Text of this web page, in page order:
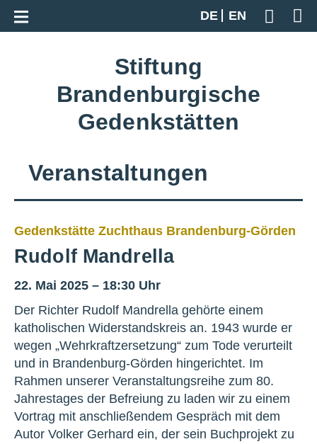
DE
EN
Geben
Zur Gesamtübersicht
Stiftung
Brandenburgische
Gedenkstätten
Veranstaltungen
Gedenkstätte Zuchthaus Brandenburg-Görden
Rudolf Mandrella
22. Mai 2025 – 18:30 Uhr
Der Richter Rudolf Mandrella gehörte einem
katholischen Widerstandskreis an. 1943 wurde er
wegen „Wehrkraftzersetzung“ zum Tode verurteilt
und in Brandenburg-Görden hingerichtet. Im
Rahmen unserer Veranstaltungsreihe zum 80.
Jahrestages der Befreiung zu laden wir zu einem
Vortrag mit anschließendem Gespräch mit dem
Autor Volker Gerhard ein, der sein Buchprojekt zu